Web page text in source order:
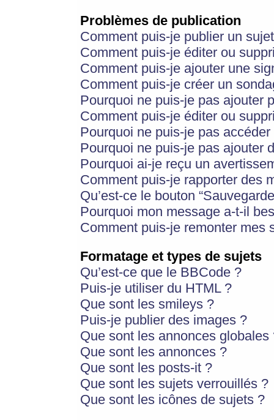
Problèmes de publication
Comment puis-je publier un
Comment puis-je éditer ou
Comment puis-je ajouter une
Comment puis-je créer un
Pourquoi ne puis-je pas ajouter
Comment puis-je éditer ou
Pourquoi ne puis-je pas
Pourquoi ne puis-je pas ajouter
Pourquoi ai-je reçu un
Comment puis-je rapporter des
Qu’est-ce le bouton
Pourquoi mon message a-t-il
Comment puis-je remonter mes
Formatage et types de sujets
Qu’est-ce que le BBCode ?
Puis-je utiliser du HTML ?
Que sont les smileys ?
Puis-je publier des images ?
Que sont les annonces globales
Que sont les annonces ?
Que sont les posts-it ?
Que sont les sujets verrouillés ?
Que sont les icônes de sujets ?